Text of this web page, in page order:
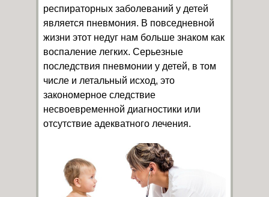
респираторных заболеваний у детей
является пневмония. В повседневной
жизни этот недуг нам больше знаком как
воспаление легких. Серьезные
последствия пневмонии у детей, в том
числе и летальный исход, это
закономерное следствие
несвоевременной диагностики или
отсутствие адекватного лечения.